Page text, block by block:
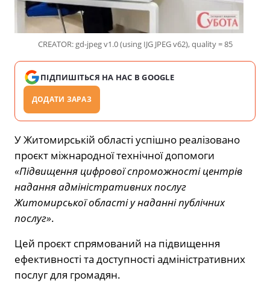
CREATOR: gd-jpeg v1.0 (using IJG JPEG v62), quality = 85
ПІДПИШІТЬСЯ НА НАС В GOOGLE
ДОДАТИ ЗАРАЗ
У Житомирській області успішно реалізовано
проєкт міжнародної технічної допомоги
«Підвищення цифрової спроможності центрів
надання адміністративних послуг
Житомирської області у наданні публічних
послуг».
Цей проєкт спрямований на підвищення
ефективності та доступності адміністративних
послуг для громадян.